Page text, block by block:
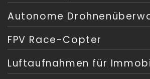
Autonome
FPV Race-Copter
Luftaufnahmen für